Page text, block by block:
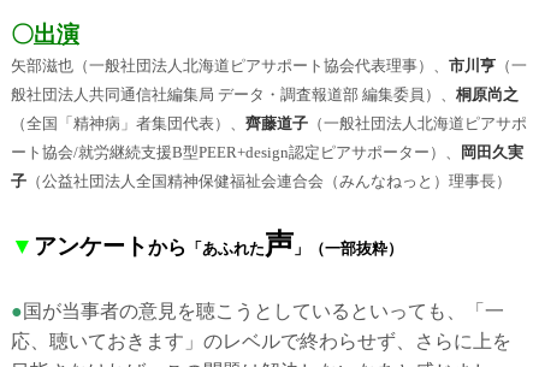
〇出演
矢部滋也（一般社団法人北海道ピアサポート協会代表理事）、 市川亨（一
般社団法人共同通信社編集局 データ・調査報道部 編集委員）、 桐原尚之
（全国「精神病」者集団代表）、 齊藤道子（一般社団法人北海道ピアサポ
ート協会/就労継続支援B型PEER+design認定ピアサポーター）、
岡田久実
子（公益社団法人全国精神保健福祉会連合会（みんなねっと）理事長）
▼ アンケートから 「あふれた声 」 （一部抜粋）
●国が当事者の意見を聴こうとしているといっても、「一
応、聴いておきます」のレベルで終わらせず、さらに上を